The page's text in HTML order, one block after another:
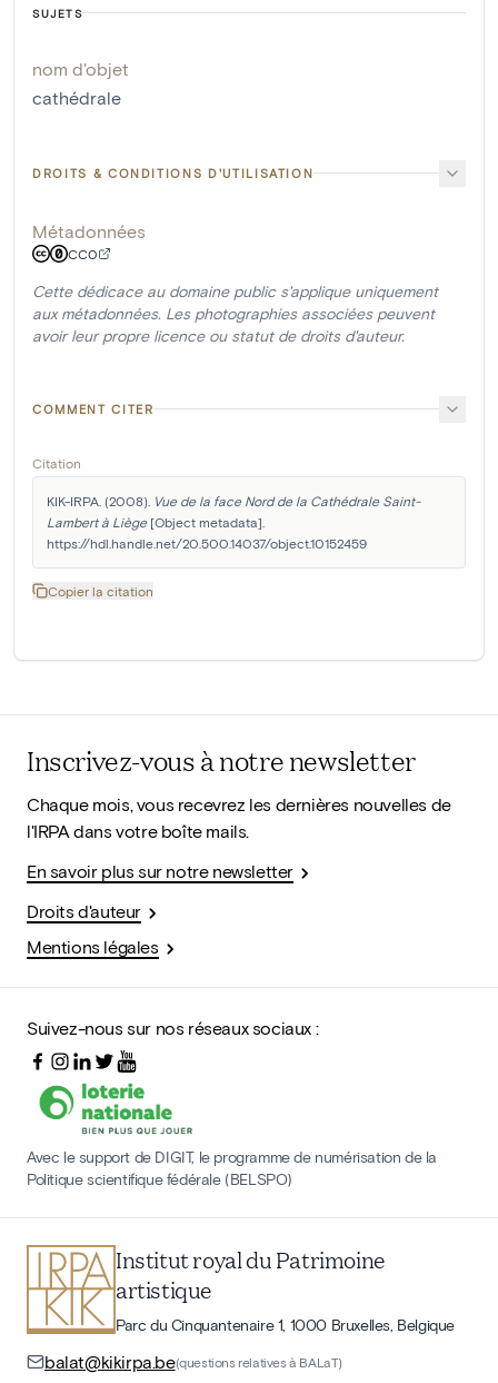
SUJETS
nom d'objet
cathédrale
DROITS & CONDITIONS D'UTILISATION
Métadonnées
CC0
Cette dédicace au domaine public s'applique uniquement
aux métadonnées. Les photographies associées peuvent
avoir leur propre licence ou statut de droits d'auteur.
COMMENT CITER
Citation
KIK-IRPA. (2008). Vue de la face Nord de la Cathédrale Saint-
Lambert à Liège [Object metadata].
https://hdl.handle.net/20.500.14037/object.10152459
Copier la citation
Inscrivez-vous à notre newsletter
Chaque mois, vous recevrez les dernières nouvelles de
l'IRPA dans votre boîte mails.
En savoir plus sur notre newsletter
Droits d'auteur
Mentions légales
Suivez-nous sur nos réseaux sociaux :
Avec le support de DIGIT, le programme de numérisation de la
Politique scientifique fédérale (BELSPO)
Institut royal du Patrimoine
artistique
Parc du Cinquantenaire 1, 1000 Bruxelles, Belgique
balat@kikirpa.be(questions relatives à BALaT)